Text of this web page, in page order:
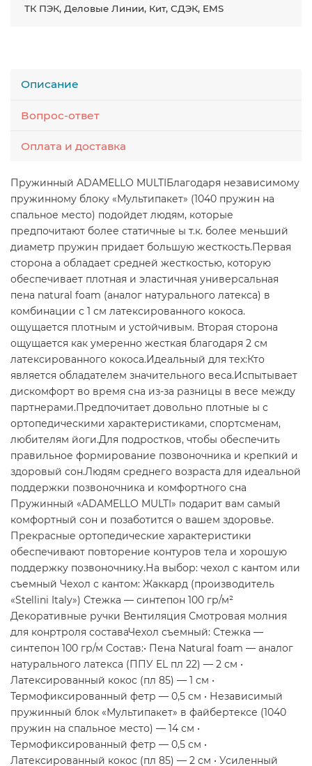
ТК ПЭК, Деловые Линии, Кит, СДЭК, EMS
Описание
Вопрос-ответ
Оплата и доставка
Пружинный ADAMELLO MULTIБлагодаря независимому
пружинному блоку «Мультипакет» (1040 пружин на
спальное место) подойдет людям, которые
предпочитают более статичные ы т.к. более меньший
диаметр пружин придает большую жесткость.Первая
сторона а обладает средней жесткостью, которую
обеспечивает плотная и эластичная универсальная
пена natural foam (аналог натурального латекса) в
комбинации с 1 см латексированного кокоса.
ощущается плотным и устойчивым. Вторая сторона
ощущается как умеренно жесткая благодаря 2 см
латексированного кокоса.Идеальный для тех:Кто
является обладателем значительного веса.Испытывает
дискомфорт во время сна из-за разницы в весе между
партнерами.Предпочитает довольно плотные ы с
ортопедическими характеристиками, спортсменам,
любителям йоги.Для подростков, чтобы обеспечить
правильное формирование позвоночника и крепкий и
здоровый сон.Людям среднего возраста для идеальной
поддержки позвоночника и комфортного сна
Пружинный «ADAMELLO MULTI» подарит вам самый
комфортный сон и позаботится о вашем здоровье.
Прекрасные ортопедические характеристики
обеспечивают повторение контуров тела и хорошую
поддержку позвоночнику.На выбор: чехол с кантом или
съемный Чехол с кантом: Жаккард (производитель
«Stellini Italy») Стежка — синтепон 100 гр/м²
Декоративные ручки Вентиляция Смотровая молния
для конртроля составаЧехол съемный: Стежка —
синтепон 100 гр/м Состав:• Пена Natural foam — аналог
натурального латекса (ППУ EL пл 22) — 2 см •
Латексированный кокос (пл 85) — 1 см •
Термофиксированный фетр — 0,5 см • Независимый
пружинный блок «Мультипакет» в файбертексе (1040
пружин на спальное место) — 14 см •
Термофиксированный фетр — 0,5 см •
Латексированный кокос (пл 85) — 2 см • Усиленный